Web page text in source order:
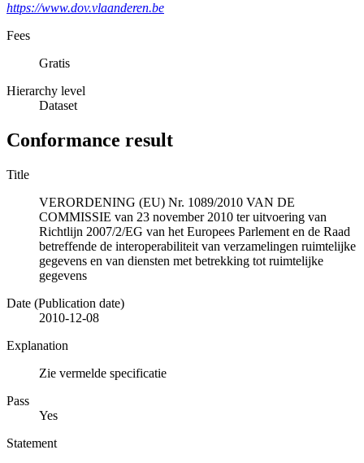
https://www.dov.vlaanderen.be
Fees
Gratis
Hierarchy level
Dataset
Conformance result
Title
VERORDENING (EU) Nr. 1089/2010 VAN DE
COMMISSIE van 23 november 2010 ter uitvoering van
Richtlijn 2007/2/EG van het Europees Parlement en de Raad
betreffende de interoperabiliteit van verzamelingen ruimtelijke
gegevens en van diensten met betrekking tot ruimtelijke
gegevens
Date (Publication date)
2010-12-08
Explanation
Zie vermelde specificatie
Pass
Yes
Statement